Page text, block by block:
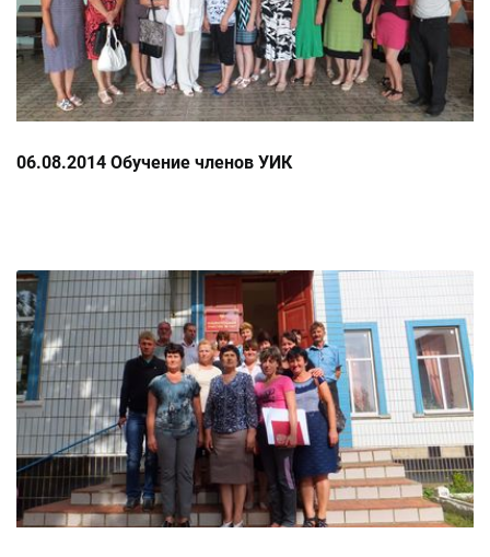
06.08.2014 Обучение членов УИК